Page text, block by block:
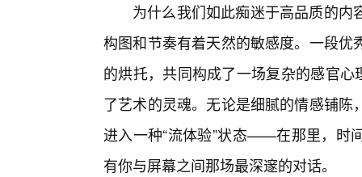
为什么我们如此痴迷于高品质的
构图和节奏有着天然的敏感度。一段
的烘托，共同构成了一场复杂的感官
了艺术的灵魂。无论是细腻的情感铺
进入一种“流体验”状态——在那里，时
有你与屏幕之间那场最深邃的对话。